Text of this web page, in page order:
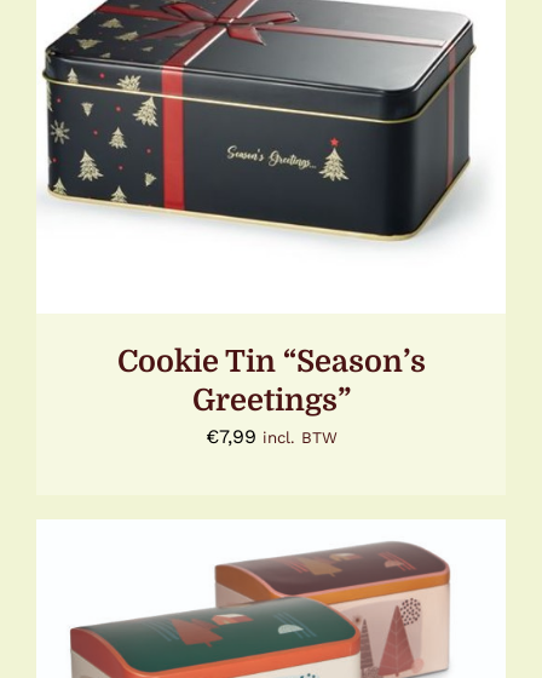
OPTIES SELECTEREN
PRODUCT
HEEFT
MEERDERE
OPTIE
WORDEN
DE
PRODUCTPAGINA
DETAILS
Cookie Tin “Season’s
Greetings”
€7,99 incl. BTW
TOEVOEGEN AAN WINKELWAGEN
/